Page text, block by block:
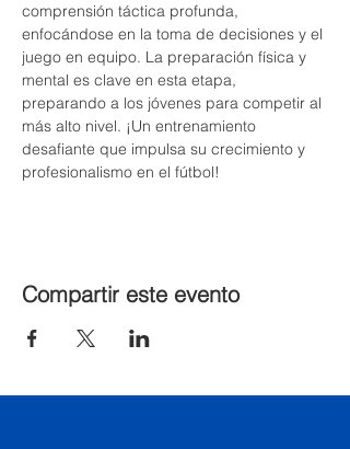
comprensión táctica profunda,
enfocándose en la toma de decisiones y el
juego en equipo. La preparación física y
mental es clave en esta etapa,
preparando a los jóvenes para competir al
más alto nivel. ¡Un entrenamiento
desafiante que impulsa su crecimiento y
profesionalismo en el fútbol!
Compartir este evento